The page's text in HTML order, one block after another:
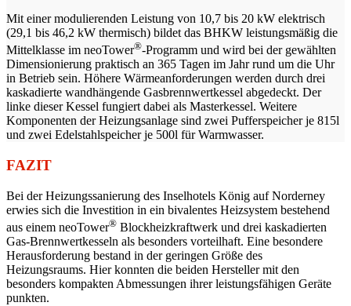
Mit einer modulierenden Leistung von 10,7 bis 20 kW elektrisch
(29,1 bis 46,2 kW thermisch) bildet das BHKW leistungsmäßig die
Mittelklasse im neoTower®-Programm und wird bei der gewählten
Dimensionierung praktisch an 365 Tagen im Jahr rund um die Uhr
in Betrieb sein. Höhere Wärmeanforderungen werden durch drei
kaskadierte wandhängende Gasbrennwertkessel abgedeckt. Der
linke dieser Kessel fungiert dabei als Masterkessel. Weitere
Komponenten der Heizungsanlage sind zwei Pufferspeicher je 815l
und zwei Edelstahlspeicher je 500l für Warmwasser.
FAZIT
Bei der Heizungssanierung des Inselhotels König auf Norderney
erwies sich die Investition in ein bivalentes Heizsystem bestehend
aus einem neoTower® Blockheizkraftwerk und drei kaskadierten
Gas-Brennwertkesseln als besonders vorteilhaft. Eine besondere
Herausforderung bestand in der geringen Größe des
Heizungsraums. Hier konnten die beiden Hersteller mit den
besonders kompakten Abmessungen ihrer leistungsfähigen Geräte
punkten.